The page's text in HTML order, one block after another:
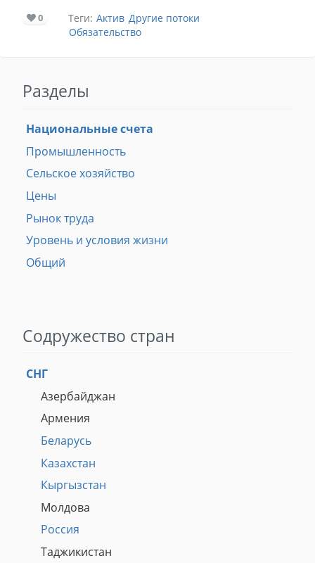
0 Теги: Актив Другие потоки
Обязательство
Разделы
Национальные счета
Промышленность
Сельское хозяйство
Цены
Рынок труда
Уровень и условия жизни
Общий
Содружество стран
СНГ
Азербайджан
Армения
Беларусь
Казахстан
Кыргызстан
Молдова
Россия
Таджикистан